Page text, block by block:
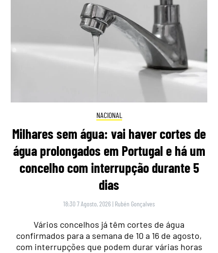
NACIONAL
Milhares sem água: vai haver cortes de
água prolongados em Portugal e há um
concelho com interrupção durante 5
dias
18:30 7 Agosto, 2026 | Rubén Gonçalves
Vários concelhos já têm cortes de água
confirmados para a semana de 10 a 16 de agosto,
com interrupções que podem durar várias horas